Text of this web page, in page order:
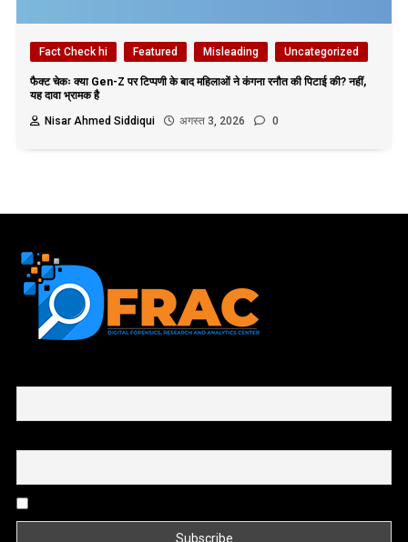
Fact Check hi Featured Misleading Uncategorized
फैक्ट चेकः क्या Gen-Z पर टिप्पणी के बाद महिलाओं ने कंगना रनौत की पिटाई की? नहीं,
यह दावा भ्रामक है
Nisar Ahmed Siddiqui
अगस्त 3, 2026 0